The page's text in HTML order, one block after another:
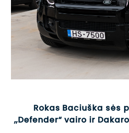
Rokas Baciuška sės
„Defender“ vairo ir